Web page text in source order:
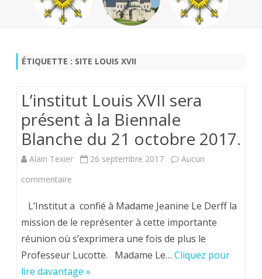
ÉTIQUETTE : SITE LOUIS XVII
L’institut Louis XVII sera
présent à la Biennale
Blanche du 21 octobre 2017.
Alain Texier 26 septembre 2017
Aucun
commentaire
L’institut
Louis
XVII
sera
L’Institut a confié à Madame Jeanine Le Derff la
mission de le représenter à cette importante
réunion où s’exprimera une fois de plus le
Professeur Lucotte. Madame Le… Cliquez pour
lire davantage »